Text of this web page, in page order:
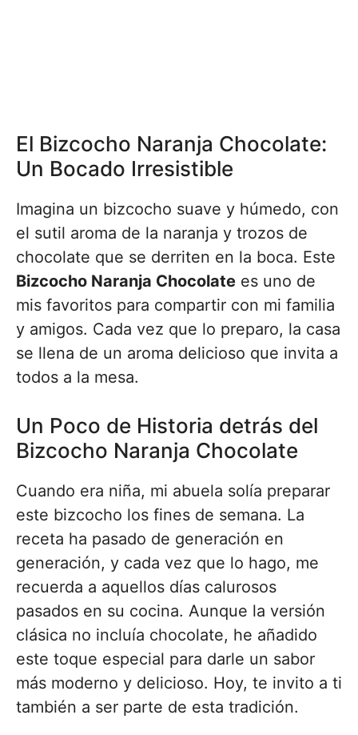
El Bizcocho Naranja Chocolate:
Un Bocado Irresistible
Imagina un bizcocho suave y húmedo, con
el sutil aroma de la naranja y trozos de
chocolate que se derriten en la boca. Este
Bizcocho Naranja Chocolate es uno de
mis favoritos para compartir con mi familia
y amigos. Cada vez que lo preparo, la casa
se llena de un aroma delicioso que invita a
todos a la mesa.
Un Poco de Historia detrás del
Bizcocho Naranja Chocolate
Cuando era niña, mi abuela solía preparar
este bizcocho los fines de semana. La
receta ha pasado de generación en
generación, y cada vez que lo hago, me
recuerda a aquellos días calurosos
pasados en su cocina. Aunque la versión
clásica no incluía chocolate, he añadido
este toque especial para darle un sabor
más moderno y delicioso. Hoy, te invito a ti
también a ser parte de esta tradición.